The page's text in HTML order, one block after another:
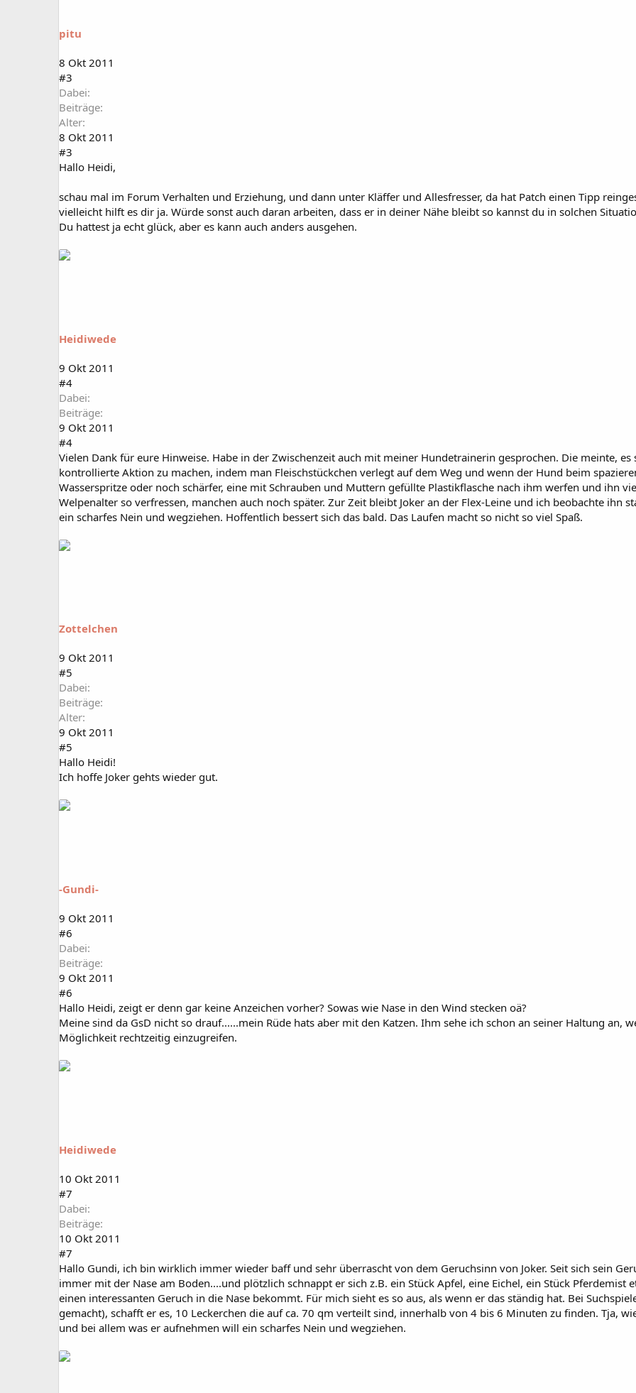
pitu
8 Okt 2011
#3
Dabei
Beiträge
Alter
8 Okt 2011
#3
Hallo Heidi,
schau mal im Forum Verhalten und Erziehung, und dann unter Kläffer und Allesfresser, da hat Patch einen Tipp
vielleicht hilft es dir ja. Würde sonst auch daran arbeiten, dass er in deiner Nähe bleibt so kannst du in solchen
Du hattest ja echt glück, aber es kann auch anders ausgehen.
Heidiwede
9 Okt 2011
#4
Dabei
Beiträge
9 Okt 2011
#4
Vielen Dank für eure Hinweise. Habe in der Zwischenzeit auch mit meiner Hundetrainerin gesprochen. Die meinte,
kontrollierte Aktion zu machen, indem man Fleischstückchen verlegt auf dem Weg und wenn der Hund beim
Wasserspritze oder noch schärfer, eine mit Schrauben und Muttern gefüllte Plastikflasche nach ihm werfen und ihn
Welpenalter so verfressen, manchen auch noch später. Zur Zeit bleibt Joker an der Flex-Leine und ich beobachte ihn
ein scharfes Nein und wegziehen. Hoffentlich bessert sich das bald. Das Laufen macht so nicht so viel Spaß.
Zottelchen
9 Okt 2011
#5
Dabei
Beiträge
Alter
9 Okt 2011
#5
Hallo Heidi!
Ich hoffe Joker gehts wieder gut.
-Gundi-
9 Okt 2011
#6
Dabei
Beiträge
9 Okt 2011
#6
Hallo Heidi, zeigt er denn gar keine Anzeichen vorher? Sowas wie Nase in den Wind stecken oä?
Meine sind da GsD nicht so drauf......mein Rüde hats aber mit den Katzen. Ihm sehe ich schon an seiner Haltung an,
Möglichkeit rechtzeitig einzugreifen.
Heidiwede
10 Okt 2011
#7
Dabei
Beiträge
10 Okt 2011
#7
Hallo Gundi, ich bin wirklich immer wieder baff und sehr überrascht von dem Geruchsinn von Joker. Seit sich sein
immer mit der Nase am Boden....und plötzlich schnappt er sich z.B. ein Stück Apfel, eine Eichel, ein Stück Pferdemist
einen interessanten Geruch in die Nase bekommt. Für mich sieht es so aus, als wenn er das ständig hat. Bei
gemacht), schafft er es, 10 Leckerchen die auf ca. 70 qm verteilt sind, innerhalb von 4 bis 6 Minuten zu finden. Tja,
und bei allem was er aufnehmen will ein scharfes Nein und wegziehen.